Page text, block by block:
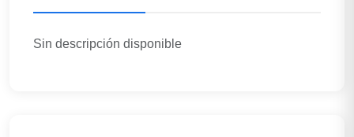
Sin descripción disponible